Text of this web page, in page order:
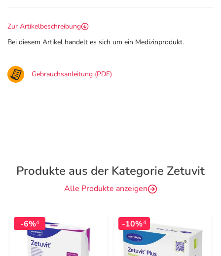
Zur Artikelbeschreibung
Bei diesem Artikel handelt es sich um ein Medizinprodukt.
Gebrauchsanleitung (PDF)
Produkte aus der Kategorie Zetuvit
Alle Produkte anzeigen
-6%4 -10%4